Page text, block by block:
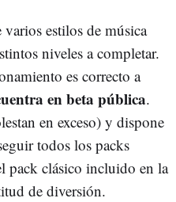
varios estilos de música
niveles a completar.
es correcto a
en beta pública.
en exceso) y dispone
todos los packs
pack clásico incluido en la
de diversión.